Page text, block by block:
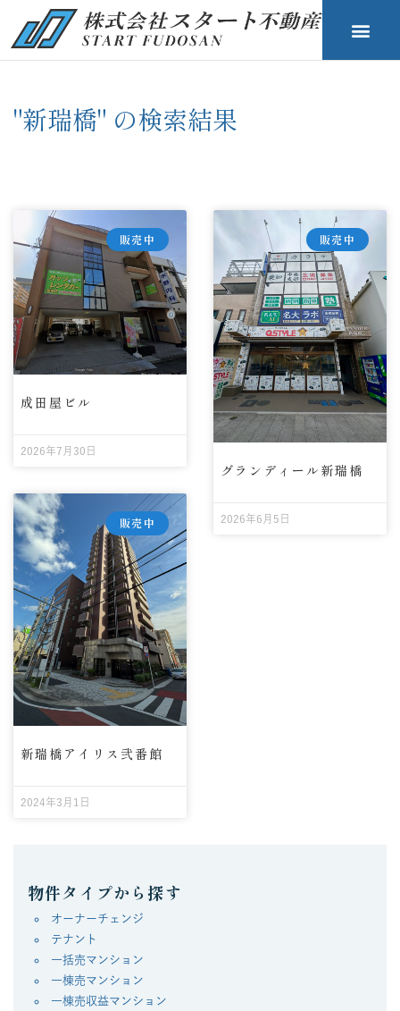
"新瑞橋" の検索結果
販売中
成田屋ビル
2026年7月30日
販売中
グランディール新瑞橋
2026年6月5日
販売中
新瑞橋アイリス弐番館
2024年3月1日
物件タイプから探す
オーナーチェンジ
テナント
一括売マンション
一棟売マンション
一棟売収益マンション